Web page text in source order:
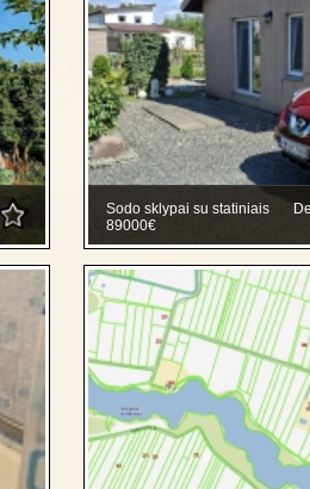
Sodo sklypai su statiniais
89000€